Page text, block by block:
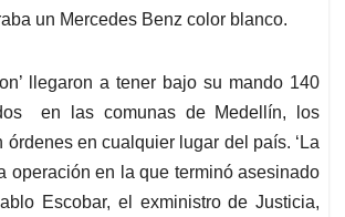
un Mercedes Benz color blanco.
llegaron a tener bajo su mando 140
en las comunas de Medellín, los
en cualquier lugar del país. ‘La
operación en la que terminó asesinado
Escobar, el exministro de Justicia,